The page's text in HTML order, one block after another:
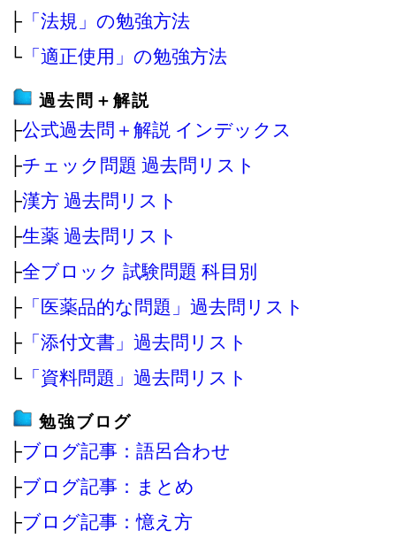
├ 「法規」の勉強方法
└ 「適正使用」の勉強方法
過去問＋解説
├公式過去問＋解説 インデックス
├チェック問題 過去問リスト
├漢方 過去問リスト
├生薬 過去問リスト
├全ブロック 試験問題 科目別
├ 「医薬品的な問題」過去問リスト
├ 「添付文書」過去問リスト
└ 「資料問題」過去問リスト
勉強ブログ
├ブログ記事：語呂合わせ
├ブログ記事：まとめ
├ブログ記事：憶え方